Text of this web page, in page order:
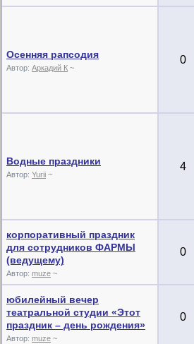
Осенняя рапсодия
Автор: Аркадий К ~
0
Водные праздники
Автор: Yurii ~
4
корпоративный праздник
для сотрудников ФАРМЫ
(ведущему)
Автор: muze ~
0
юбилейный вечер
театральной студии «Этот
праздник – день рождения»
Автор: muze ~
0